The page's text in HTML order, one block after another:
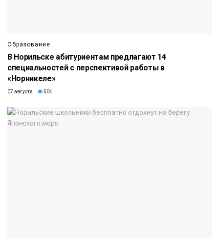
Образование
В Норильске абитуриентам предлагают 14
специальностей с перспективой работы в
«Норникеле»
07 августа 504